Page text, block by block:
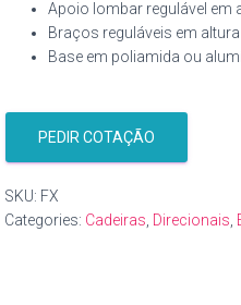
Apoio lombar regulável em
Braços reguláveis em
Base em poliamida ou
PEDIR COTAÇÃO
SKU: FX
Categories: Cadeiras Direcionais